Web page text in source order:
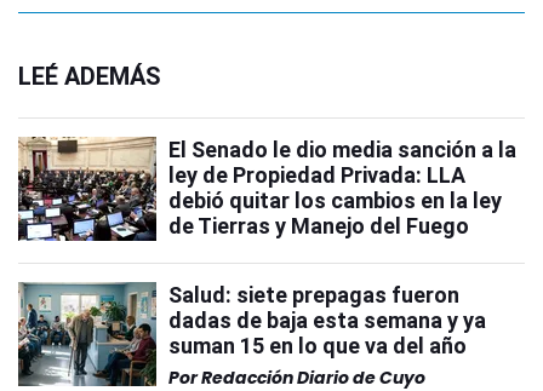
LEÉ ADEMÁS
El Senado le dio media sanción a la
ley de Propiedad Privada: LLA
debió quitar los cambios en la ley
de Tierras y Manejo del Fuego
Salud: siete prepagas fueron
dadas de baja esta semana y ya
suman 15 en lo que va del año
PorRedacción Diario de Cuyo